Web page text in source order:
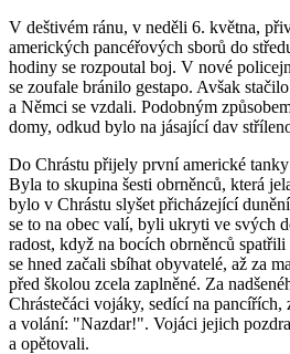
V deštivém ránu, v neděli 6. května,
amerických pancéřových sborů do
hodiny se rozpoutal boj. V nové
se zoufale bránilo gestapo. Avšak
a Němci se vzdali. Podobným
domy, odkud bylo na jásající dav
Do Chrástu přijely první americké
Byla to skupina šesti obrněnců, která
bylo v Chrástu slyšet přicházející
se to na obec valí, byli ukryti ve svých
radost, když na bocích obrněnců
se hned začali sbíhat obyvatelé, až za
před školou zcela zaplněné. Za
Chrástečáci vojáky, sedící na pancířích,
a volání: "Nazdar!". Vojáci jejich
a opětovali.